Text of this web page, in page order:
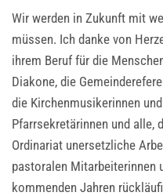
Wir werden in Zukunft mit
müssen. Ich danke von
ihrem Beruf für die
Diakone, die
die Kirchenmusikerinnen
Pfarrsekretärinnen und alle,
Ordinariat unersetzliche
pastoralen Mitarbeiterinnen
kommenden Jahren